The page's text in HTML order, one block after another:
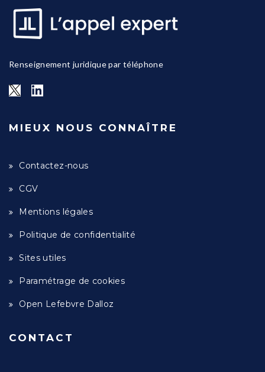
Renseignement juridique par téléphone
MIEUX NOUS CONNAÎTRE
Contactez-nous
CGV
Mentions légales
Politique de confidentialité
Sites utiles
Paramétrage de cookies
Open Lefebvre Dalloz
CONTACT